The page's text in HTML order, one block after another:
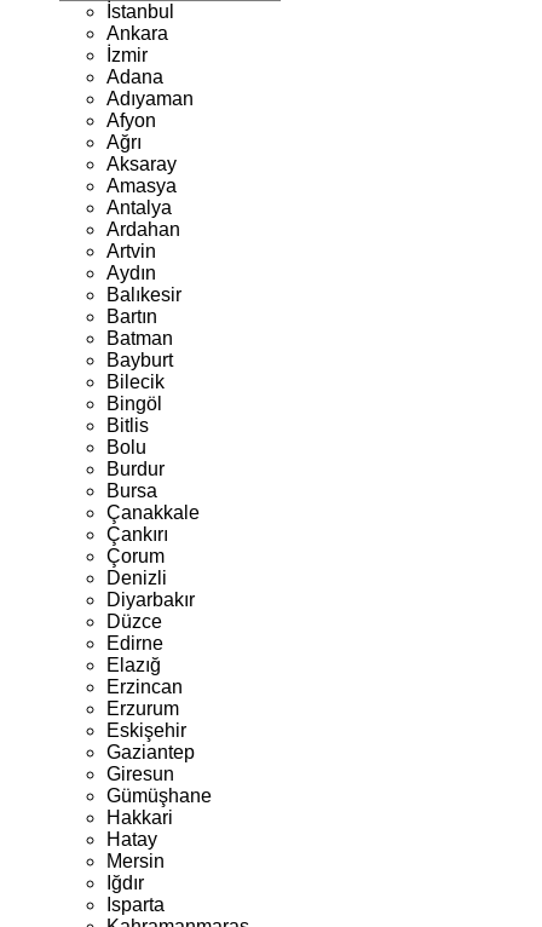
İstanbul
Ankara
İzmir
Adana
Adıyaman
Afyon
Ağrı
Aksaray
Amasya
Antalya
Ardahan
Artvin
Aydın
Balıkesir
Bartın
Batman
Bayburt
Bilecik
Bingöl
Bitlis
Bolu
Burdur
Bursa
Çanakkale
Çankırı
Çorum
Denizli
Diyarbakır
Düzce
Edirne
Elazığ
Erzincan
Erzurum
Eskişehir
Gaziantep
Giresun
Gümüşhane
Hakkari
Hatay
Mersin
Iğdır
Isparta